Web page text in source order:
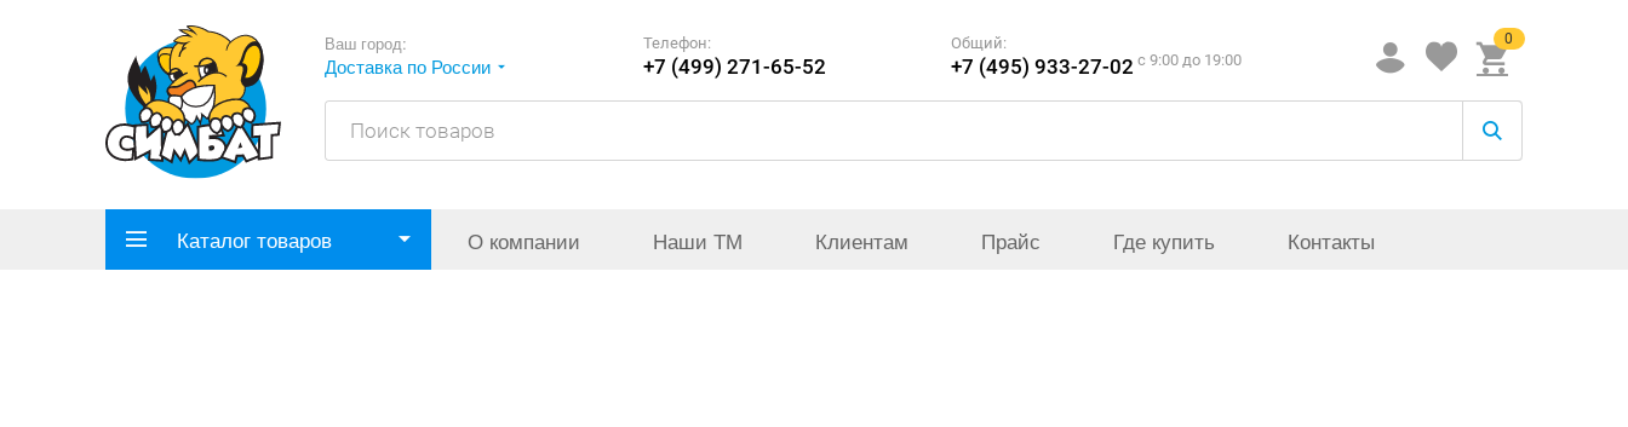
Ваш город:
Доставка по России
Телефон:
+7 (499) 271-65-52
Общий:
+7 (495) 933-27-02 c 9:00 до 19:00
0
Каталог товаров О компании Наши ТМ Клиентам Прайс Где купить Контакты